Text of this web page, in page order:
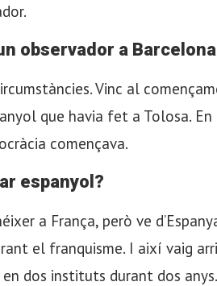
observador a
Vinc al
que havia fet a Tolosa.
començava.
espanyol?
a França, però ve
el franquisme. I així vaig
dos instituts durant dos